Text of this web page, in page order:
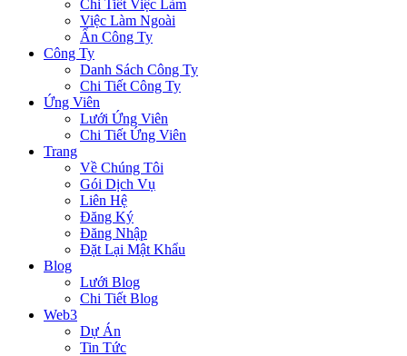
Chi Tiết Việc Làm
Việc Làm Ngoài
Ẩn Công Ty
Công Ty
Danh Sách Công Ty
Chi Tiết Công Ty
Ứng Viên
Lưới Ứng Viên
Chi Tiết Ứng Viên
Trang
Về Chúng Tôi
Gói Dịch Vụ
Liên Hệ
Đăng Ký
Đăng Nhập
Đặt Lại Mật Khẩu
Blog
Lưới Blog
Chi Tiết Blog
Web3
Dự Án
Tin Tức